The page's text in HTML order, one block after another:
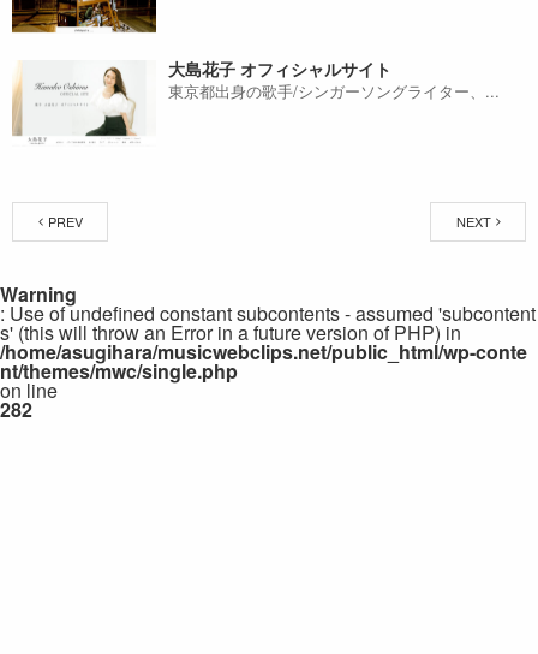
大島花子 オフィシャルサイト
東京都出身の歌手/シンガーソングライター、...
PREV NEXT
Warning
: Use of undefined constant subcontents - assumed 'subcontent
s' (this will throw an Error in a future version of PHP) in
/home/asugihara/musicwebclips.net/public_html/wp-conte
nt/themes/mwc/single.php
on line
282